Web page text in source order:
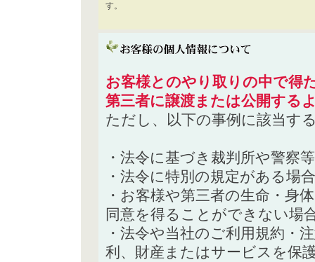
す。
お客様とのやり取りの中で得
第三者に譲渡または公開する
ただし、以下の事例に該当す
・法令に基づき裁判所や警察
・法令に特別の規定がある場合
・お客様や第三者の生命・身
同意を得ることができない場
・法令や当社のご利用規約・
利、財産またはサービスを保